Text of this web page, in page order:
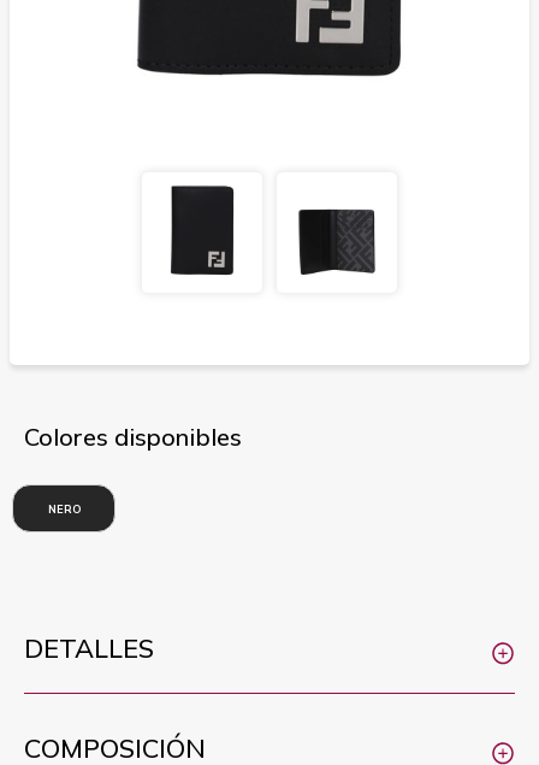
Colores disponibles
NERO
DETALLES
COMPOSICIÓN